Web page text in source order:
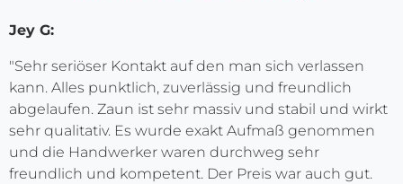
Jey G:
"Sehr seriöser Kontakt auf den man sich verlassen
kann. Alles punktlich, zuverlässig und freundlich
abgelaufen. Zaun ist sehr massiv und stabil und wirkt
sehr qualitativ. Es wurde exakt Aufmaß genommen
und die Handwerker waren durchweg sehr
freundlich und kompetent. Der Preis war auch gut.